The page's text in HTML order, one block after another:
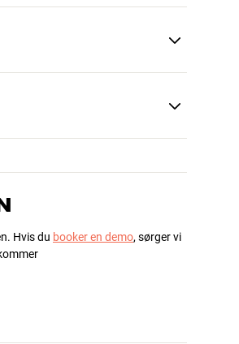
Hvis du booker en demo, sørger vi